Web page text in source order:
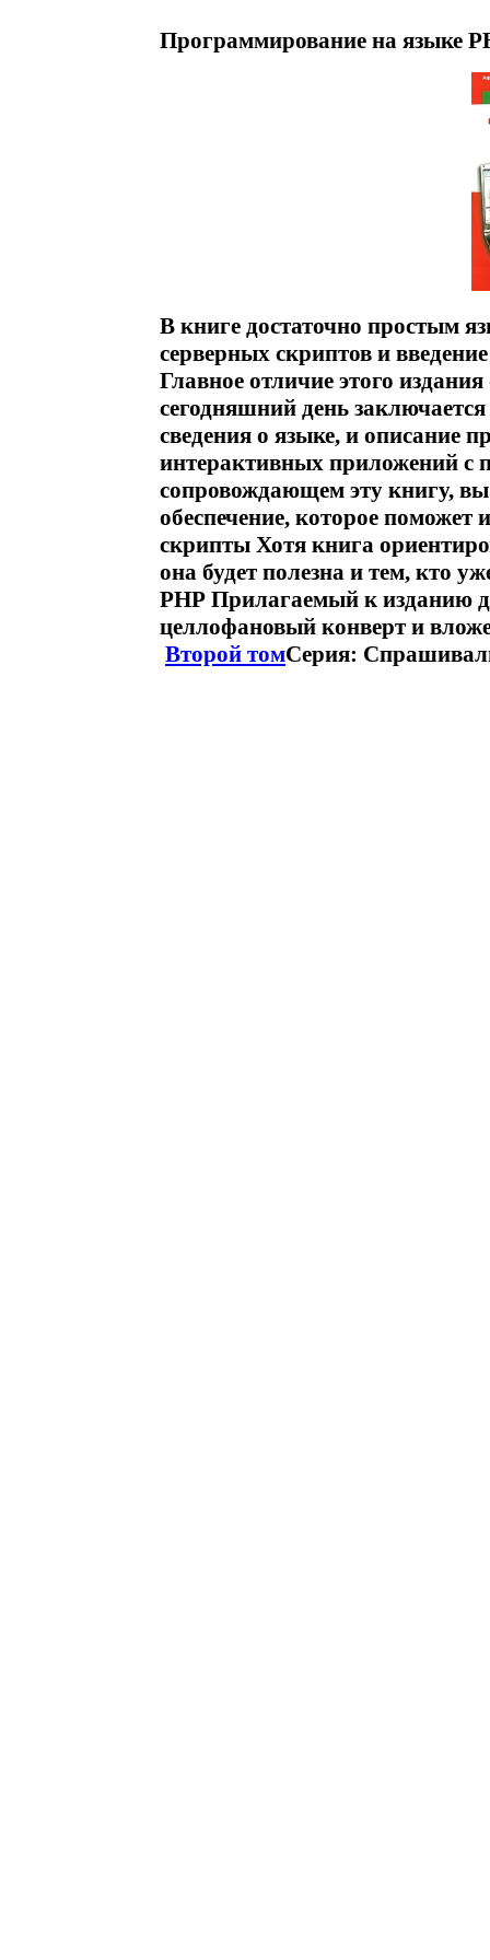
Программирование на языке
В книге достаточно простым
серверных скриптов и
Главное отличие этого
сегодняшний день
сведения о языке, и описание
интерактивных приложений с
сопровождающем эту книгу, вы
обеспечение, которое поможет
скрипты Хотя книга
она будет полезна и тем, кто
РНР Прилагаемый к изданию
целлофановый конверт и
Второй томСерия: